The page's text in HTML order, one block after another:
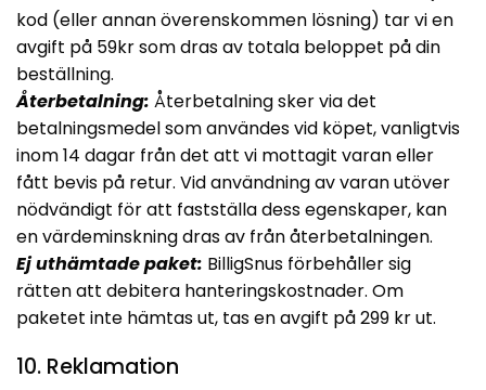
kod (eller annan överenskommen lösning) tar vi en
avgift på 59kr som dras av totala beloppet på din
beställning.
Återbetalning: Återbetalning sker via det
betalningsmedel som användes vid köpet, vanligtvis
inom 14 dagar från det att vi mottagit varan eller
fått bevis på retur. Vid användning av varan utöver
nödvändigt för att fastställa dess egenskaper, kan
en värdeminskning dras av från återbetalningen.
Ej uthämtade paket: BilligSnus förbehåller sig
rätten att debitera hanteringskostnader. Om
paketet inte hämtas ut, tas en avgift på 299 kr ut.
10. Reklamation